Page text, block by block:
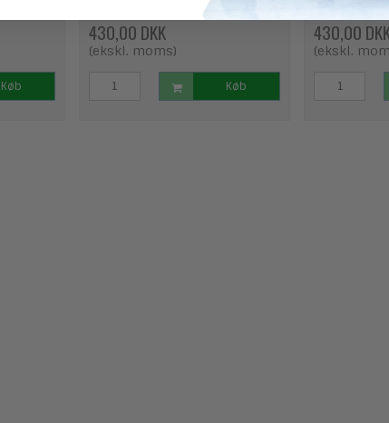
Køb
430,00 DKK
(ekskl. moms)
Køb
430,00
(ekskl.